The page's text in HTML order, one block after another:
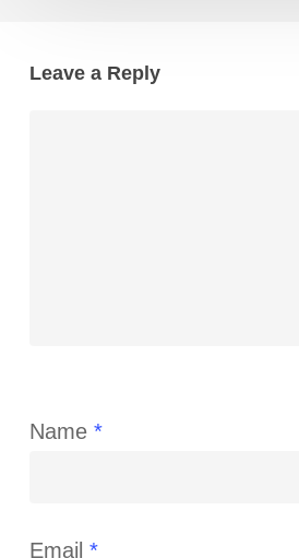
Leave a Reply
Name *
Email *